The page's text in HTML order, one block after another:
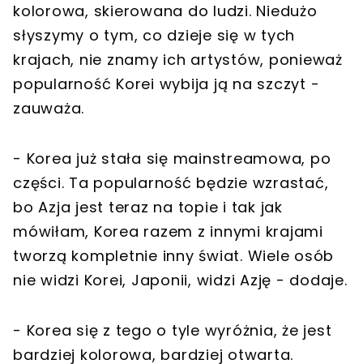
kolorowa, skierowana do ludzi. Niedużo
słyszymy o tym, co dzieje się w tych
krajach, nie znamy ich artystów, ponieważ
popularność Korei wybija ją na szczyt -
zauważa.
- Korea już stała się mainstreamowa, po
części. Ta popularność będzie wzrastać,
bo Azja jest teraz na topie i tak jak
mówiłam, Korea razem z innymi krajami
tworzą kompletnie inny świat. Wiele osób
nie widzi Korei, Japonii, widzi Azję - dodaje.
- Korea się z tego o tyle wyróżnia, że jest
bardziej kolorowa, bardziej otwarta.